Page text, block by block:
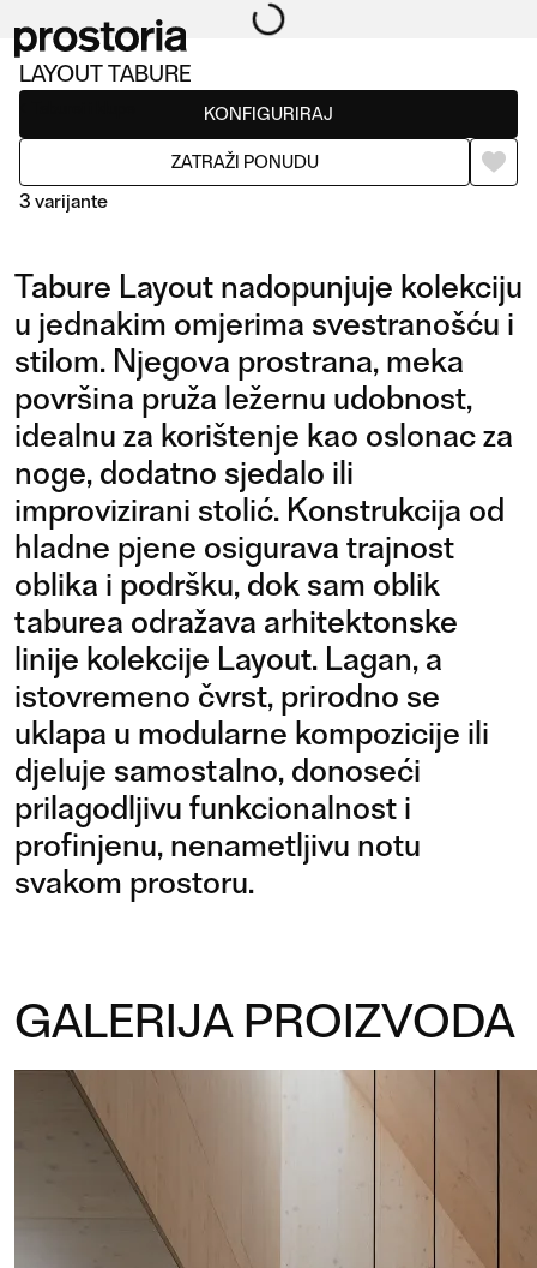
LAYOUT TABURE
KONFIGURIRAJ
ZATRAŽI PONUDU
3 varijante
TABURE
TABURE PLATFORMA
Tabure Layout nadopunjuje kolekciju
u jednakim omjerima svestranošću i
stilom. Njegova prostrana, meka
površina pruža ležernu udobnost,
idealnu za korištenje kao oslonac za
noge, dodatno sjedalo ili
improvizirani stolić. Konstrukcija od
hladne pjene osigurava trajnost
oblika i podršku, dok sam oblik
taburea odražava arhitektonske
linije kolekcije Layout. Lagan, a
istovremeno čvrst, prirodno se
uklapa u modularne kompozicije ili
djeluje samostalno, donoseći
prilagodljivu funkcionalnost i
profinjenu, nenametljivu notu
svakom prostoru.
GALERIJA PROIZVODA